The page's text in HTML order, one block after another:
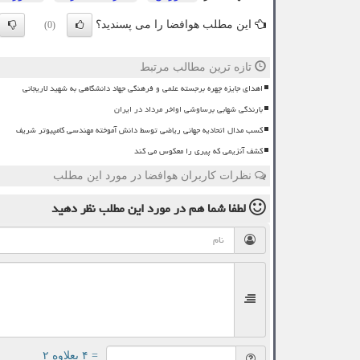
این مطلب هوافضا را می پسندید؟ (0)
تازه ترین مطالب مرتبط
اهدای جایزه چهره برجسته علمی و فرهنگی جهاد دانشگاهی به شهید لاریجانی
بارندگی شهابی برساوشی اواخر مرداد در ایران
کسب مدال اتحادیه جهانی ریاضی توسط دانش آموخته مهندسی کامپیوتر شریف
کشف آنزیمی که پیری را معکوس می کند
نظرات کاربران هوافضا در مورد این مطلب
لطفا شما همدر مورد این مطلبنظر دهید
= ۴ بعلاوه ۲